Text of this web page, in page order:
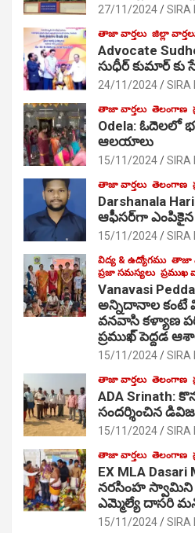
27/11/2024 SIRA
తాజా వార్తలు జిల్లా
Advocate
సుధీర్ కుమార్ కు
24/11/2024 SIRA
తాజా వార్తలు తెలంగాణ
Odela: ఓదెల‌లో
ఆల‌యాలు
15/11/2024 SIRA
తాజా వార్తలు తెలంగాణ
Darshanala
ఆఫీసర్‌గా
15/11/2024 SIRA
విద్య & ఉద్యోగము తాజా
ప్రజా సమస్యలు ప్రముఖ
Vanavasi
అన్నిదానాల కంటే
వనవాసి కళ్యాణ
ప్రముఖ్ పెద్దడ
15/11/2024 SIRA
తాజా వార్తలు తెలంగాణ
ADA Srinath:
సంద‌ర్శించిన
15/11/2024 SIRA
తాజా వార్తలు తెలంగాణ
EX MLA Dasari
నరసింహ స్వామిని
ఎమ్మెల్యే దాసరి
15/11/2024 SIRA